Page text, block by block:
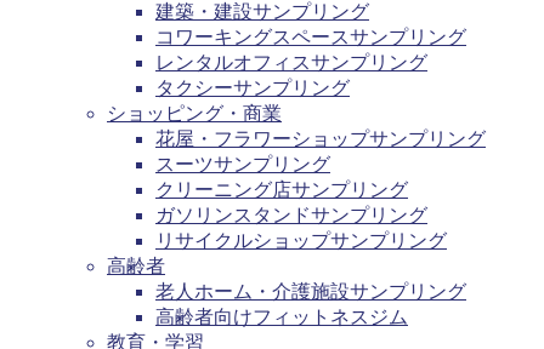
建築・建設サンプリング
コワーキングスペースサンプリング
レンタルオフィスサンプリング
タクシーサンプリング
ショッピング・商業
花屋・フラワーショップサンプリング
スーツサンプリング
クリーニング店サンプリング
ガソリンスタンドサンプリング
リサイクルショップサンプリング
高齢者
老人ホーム・介護施設サンプリング
高齢者向けフィットネスジム
教育・学習